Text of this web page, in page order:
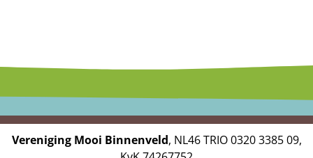
Vereniging Mooi Binnenveld, NL46 TRIO 0320 3385 09,